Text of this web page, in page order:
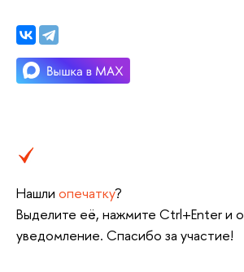
Нашли опечатку?
Выделите её, нажмите Ctrl+Enter и
уведомление. Спасибо за участие!